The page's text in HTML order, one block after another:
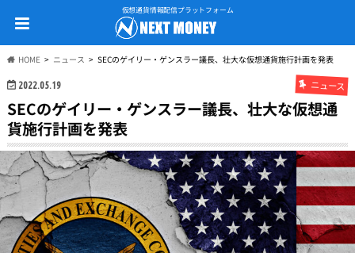
仮想通貨情報配信プラットフォーム
HOME ニュース SECのゲイリー・ゲンスラー議長、壮大な仮想通貨施行計画を発表
2022.05.19 ニュース
SECのゲイリー・ゲンスラー議長、壮大な仮想通
貨施行計画を発表